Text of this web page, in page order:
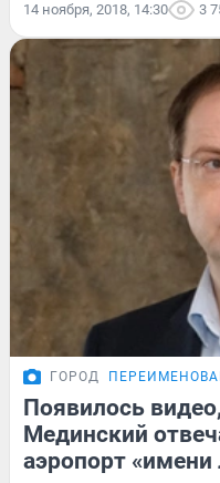
14 ноября, 2018, 14:30 3
ГОРОД
Появилось
Мединский
аэропорт «имени